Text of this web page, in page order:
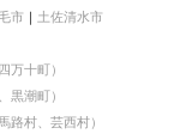
市
土佐清水市
万十町）
黒潮町）
路村、芸西村）